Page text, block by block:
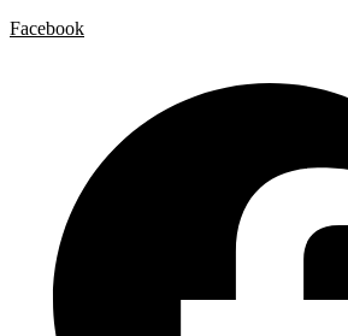
Facebook